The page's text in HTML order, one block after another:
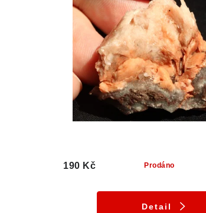
Prodáno
190 Kč
Detail